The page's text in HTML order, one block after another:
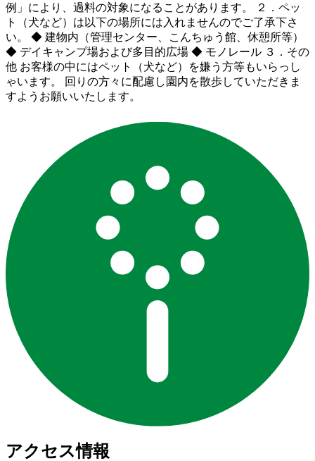
例」により、過料の対象になることがあります。 ２．ペッ
ト（犬など）は以下の場所には入れませんのでご了承下さ
い。 ◆ 建物内（管理センター、こんちゅう館、休憩所等）
◆ デイキャンプ場および多目的広場 ◆ モノレール ３．その
他 お客様の中にはペット（犬など）を嫌う方等もいらっし
ゃいます。 回りの方々に配慮し園内を散歩していただきま
すようお願いいたします。
アクセス情報